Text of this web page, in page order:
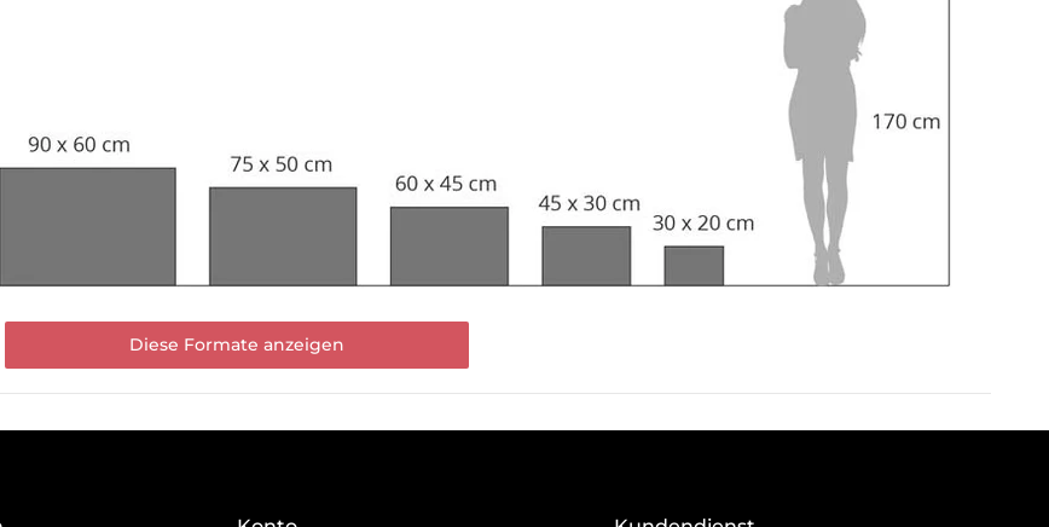
Diese Formate anzeigen